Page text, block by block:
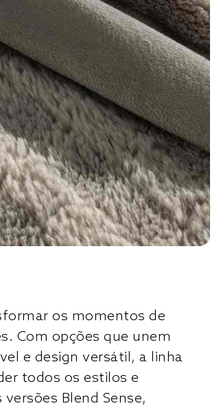
os momentos de
Com opções que unem
e design versátil, a linha
todos os estilos e
Blend Sense,